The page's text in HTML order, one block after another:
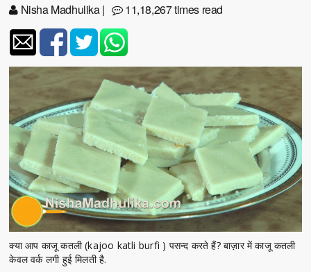
Nisha Madhulika| 11,18,267 times read
क्या आप काजू कतली (kajoo katli burfi ) पसन्द करते हैं? बाज़ार में काजू कतली
केवल वर्क लगी हुई मिलती है.